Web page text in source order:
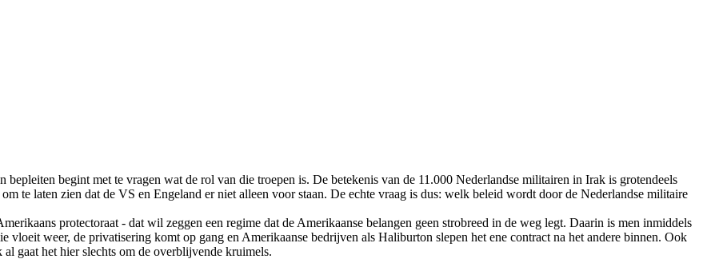
begint met te vragen wat de rol van die troepen is. De betekenis van de 11.000 Nederlandse militairen in Irak is grotendeels
te laten zien dat de VS en Engeland er niet alleen voor staan. De echte vraag is dus: welk beleid wordt door de Nederlandse militaire
protectoraat - dat wil zeggen een regime dat de Amerikaanse belangen geen strobreed in de weg legt. Daarin is men inmiddels
weer, de privatisering komt op gang en Amerikaanse bedrijven als Haliburton slepen het ene contract na het andere binnen. Ook
gaat het hier slechts om de overblijvende kruimels.